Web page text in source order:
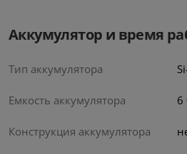
Аккумулятор и время
Тип аккумулятора
Емкость аккумулятора 6
Конструкция аккумулятора